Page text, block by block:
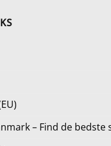
– Find de bedste